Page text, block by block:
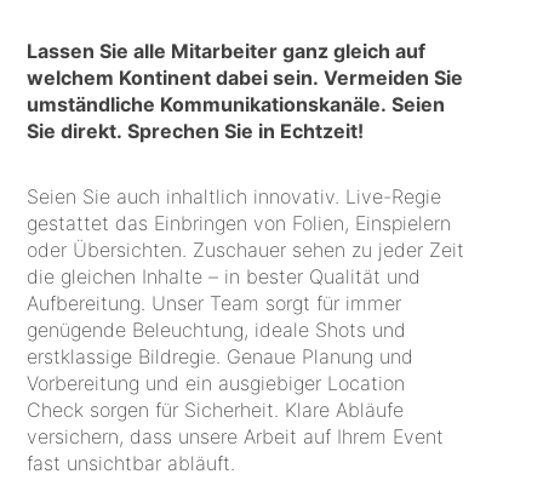
Lassen Sie alle Mitarbeiter ganz gleich auf
welchem Kontinent dabei sein. Vermeiden Sie
umständliche Kommunikationskanäle. Seien
Sie direkt. Sprechen Sie in Echtzeit!
Seien Sie auch inhaltlich innovativ. Live-Regie
gestattet das Einbringen von Folien, Einspielern
oder Übersichten. Zuschauer sehen zu jeder Zeit
die gleichen Inhalte – in bester Qualität und
Aufbereitung. Unser Team sorgt für immer
genügende Beleuchtung, ideale Shots und
erstklassige Bildregie. Genaue Planung und
Vorbereitung und ein ausgiebiger Location
Check sorgen für Sicherheit. Klare Abläufe
versichern, dass unsere Arbeit auf Ihrem Event
fast unsichtbar abläuft.